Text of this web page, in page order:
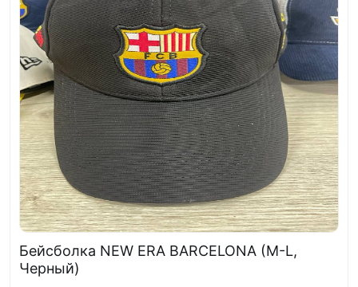
Бейсболка NEW ERA BARCELONA (M-L,
Черный)